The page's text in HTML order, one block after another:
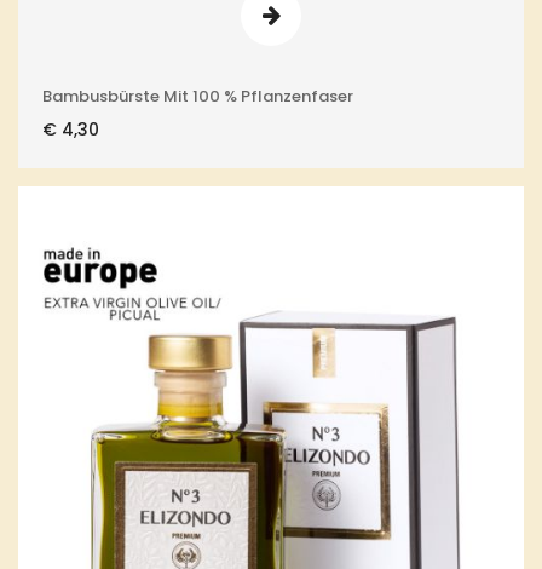
Bambusbürste Mit 100 % Pflanzenfaser
€ 4,30